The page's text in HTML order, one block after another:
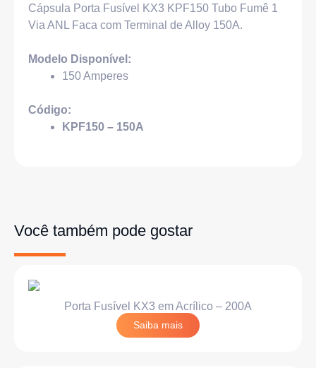
Cápsula Porta Fusível KX3 KPF150 Tubo Fumê 1
Via ANL Faca com Terminal de Alloy 150A.
Modelo Disponível:
150 Amperes
Código:
KPF150 – 150A
Você também pode gostar
Porta Fusível KX3 em Acrílico – 200A
Saiba mais